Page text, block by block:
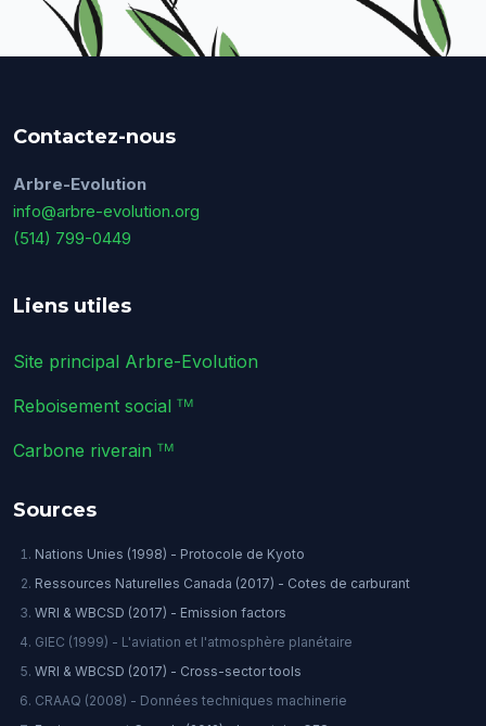
Contactez-nous
Arbre-Evolution
info@arbre-evolution.org
(514) 799-0449
Liens utiles
Site principal Arbre-Evolution
Reboisement social ᵀᴹ
Carbone riverain ᵀᴹ
Sources
Nations Unies (1998) - Protocole de Kyoto
Ressources Naturelles Canada (2017) - Cotes de carburant
WRI & WBCSD (2017) - Emission factors
GIEC (1999) - L'aviation et l'atmosphère planétaire
WRI & WBCSD (2017) - Cross-sector tools
CRAAQ (2008) - Données techniques machinerie